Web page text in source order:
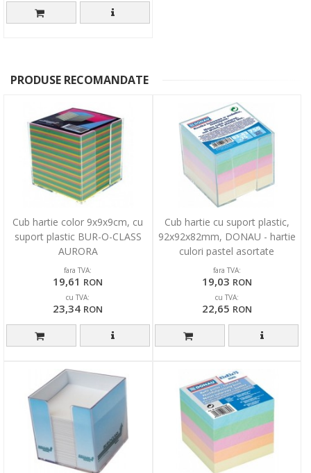
PRODUSE RECOMANDATE
Cub hartie color 9x9x9cm, cu
suport plastic BUR-O-CLASS
AURORA
fara TVA:
19,61 RON
cu TVA:
23,34 RON
Cub hartie cu suport plastic,
92x92x82mm, DONAU - hartie
culori pastel asortate
fara TVA:
19,03 RON
cu TVA:
22,65 RON